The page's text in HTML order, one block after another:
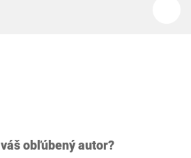
váš obľúbený autor?